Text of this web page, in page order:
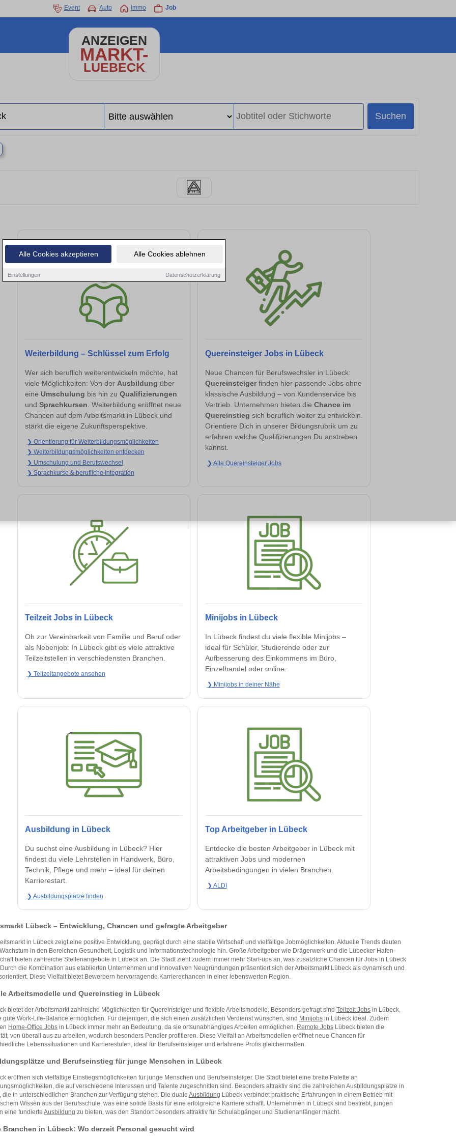
Alle Cookies akzeptieren Alle Cookies ablehnen
Einstellungen Datenschutzerklärung
Event Auto Immo Job
ANZEIGEN
MARKT-
LUEBECK
Suchen
Weiterbildung – Schlüssel zum Erfolg
Wer sich beruflich weiterentwickeln möchte, hat
viele Möglichkeiten: Von der Ausbildung über
eine Umschulung bis hin zu Qualifizierungen
und Sprachkursen . Weiterbildung eröffnet neue
Chancen auf dem Arbeitsmarkt in Lübeck und
stärkt die eigene Zukunftsperspektive.
❯ Orientierung für Weiterbildungsmöglichkeiten
❯ Weiterbildungsmöglichkeiten entdecken
❯ Umschulung und Berufswechsel
❯ Sprachkurse & berufliche Integration
Quereinsteiger Jobs in Lübeck
Neue Chancen für Berufswechsler in Lübeck:
Quereinsteigerfinden hier passende Jobs ohne
klassische Ausbildung – von Kundenservice bis
Vertrieb. Unternehmen bieten die Chance im
Quereinstieg sich beruflich weiter zu entwickeln.
Orientiere Dich in unserer Bildungsrubrik um zu
erfahren welche Qualifizierungen Du anstreben
kannst.
❯ Alle Quereinsteiger Jobs
Teilzeit Jobs in Lübeck
Ob zur Vereinbarkeit von Familie und Beruf oder
als Nebenjob: In Lübeck gibt es viele attraktive
Teilzeitstellen in verschiedensten Branchen.
❯ Teilzeitangebote ansehen
Minijobs in Lübeck
In Lübeck findest du viele flexible Minijobs –
ideal für Schüler, Studierende oder zur
Aufbesserung des Einkommens im Büro,
Einzelhandel oder online.
❯ Minijobs in deiner Nähe
Ausbildung in Lübeck
Du suchst eine Ausbildung in Lübeck? Hier
findest du viele Lehrstellen in Handwerk, Büro,
Technik, Pflege und mehr – ideal für deinen
Karrierestart.
❯ Ausbildungsplätze finden
Top Arbeitgeber in Lübeck
Entdecke die besten Arbeitgeber in Lübeck mit
attraktiven Jobs und modernen
Arbeitsbedingungen in vielen Branchen.
❯ ALDI
Lübeck – Entwicklung, Chancen und gefragte Arbeitgeber
in Lübeck zeigt eine positive Entwicklung, geprägt durch eine stabile Wirtschaft und vielfältige Jobmöglichkeiten. Aktuelle Trends deuten
in den Bereichen Gesundheit, Logistik und Informationstechnologie hin. Große Arbeitgeber wie Drägerwerk und die Lübecker Hafen-
bieten zahlreiche Stellenangebote in Lübeck an. Die Stadt zieht zudem immer mehr Start-ups an, was zusätzliche Chancen für Jobs in Lübeck
die Kombination aus etablierten Unternehmen und innovativen Neugründungen präsentiert sich der Arbeitsmarkt Lübeck als dynamisch und
Diese Vielfalt bietet Bewerbern hervorragende Karrierechancen in einer lebenswerten Region.
Arbeitsmodelle und Quereinstieg in Lübeck
bietet der Arbeitsmarkt zahlreiche Möglichkeiten für Quereinsteiger und flexible Arbeitsmodelle. Besonders gefragt sind Teilzeit Jobs in Lübeck,
gute Work-Life-Balance ermöglichen. Für diejenigen, die sich einen zusätzlichen Verdienst wünschen, sind Minijobs in Lübeck ideal. Zudem
Home-Office Jobs in Lübeck immer mehr an Bedeutung, da sie ortsunabhängiges Arbeiten ermöglichen. Remote Jobs Lübeck bieten die
von überall aus zu arbeiten, wodurch besonders Pendler profitieren. Diese Vielfalt an Arbeitsmodellen eröffnet neue Chancen für
Lebenssituationen und Karrierestufen, ideal für Berufseinsteiger und erfahrene Profis gleichermaßen.
und Berufseinstieg für junge Menschen in Lübeck
eröffnen sich vielfältige Einstiegsmöglichkeiten für junge Menschen und Berufseinsteiger. Die Stadt bietet eine breite Palette an
die auf verschiedene Interessen und Talente zugeschnitten sind. Besonders attraktiv sind die zahlreichen Ausbildungsplätze in
die in unterschiedlichen Branchen zur Verfügung stehen. Die duale Ausbildung Lübeck verbindet praktische Erfahrungen in einem Betrieb mit
Wissen aus der Berufsschule, was eine solide Basis für eine erfolgreiche Karriere schafft. Unternehmen in Lübeck sind bestrebt, jungen
eine fundierte Ausbildung zu bieten, was den Standort besonders attraktiv für Schulabgänger und Studienanfänger macht.
Branchen in Lübeck: Wo derzeit Personal gesucht wird